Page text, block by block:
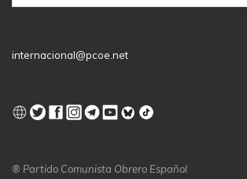
internacional@pcoe.net
® Partido Comunista Obrero Español